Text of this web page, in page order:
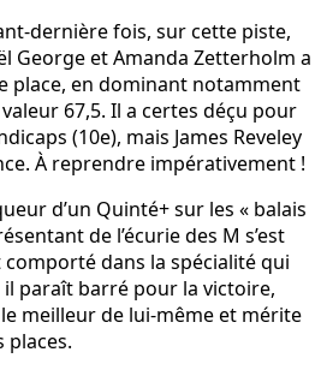
dernière fois, sur cette piste,
George et Amanda Zetterholm a
place, en dominant notamment
67,5. Il a certes déçu pour
(10e), mais James Reveley
À reprendre impérativement !
d’un Quinté+ sur les « balais
de l’écurie des M s’est
dans la spécialité qui
il paraît barré pour la victoire,
meilleur de lui-même et mérite
places.